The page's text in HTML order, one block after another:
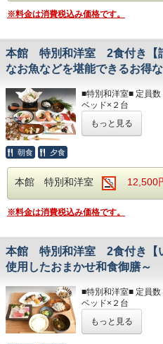
部屋着(セパレートタ
T字カミソリ
ヘアーブラシ
お茶
コテージ棟付近に、
☆☆お食事☆☆
◆食物アレルギーが
ご希望のお時間をご
朝食開始時間は、
朝7：00～・7：30～
ご希望のお時間をご
ボディソープ / シャン
以下のアメニティは、
必要なものをお持ち
部屋着(セパレートタ
歯ブラシ
T字カミソリ
ヘアーブラシ
お茶
☆☆お食事☆☆
◆食物アレルギーが
夕食開始時間は、
朝食開始時間は、
朝7：00～・7：30～
※料金は消費税込み価格です。
本館 特別和洋室 2食付き【
なお魚などを堪能できるお得
■特別和洋室■ 定員数
ベッド×２台
お風呂 / 洋式トイレ
洗面所 / 冷蔵庫 / テレ
■アメニティ■
ボディソープ / シャン
以下のアメニティは、
必要なものをお持ち
部屋着(セパレートタ
歯ブラシ
T字カミソリ
ヘアーブラシ
お茶
もっと見る
朝食 夕食
本館 特別和洋室 12,500
※料金は消費税込み価格です。
本館 特別和洋室 2食付き【
使用したおまかせ和食御膳～
■特別和洋室■ 定員数
ベッド×２台
お風呂 / 洋式トイレ
洗面所 / 冷蔵庫 / テレ
もっと見る